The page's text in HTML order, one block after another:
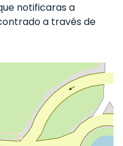
notificaras a
a través de